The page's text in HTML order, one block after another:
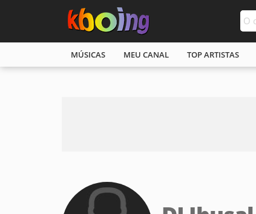
MÚSICAS MEU CANAL TOP ARTISTAS